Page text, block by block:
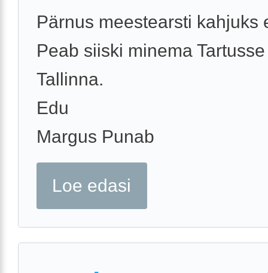
Pärnus meestearsti kahjuks
Peab siiski minema
Tallinna.
Edu
Margus Punab
Loe edasi